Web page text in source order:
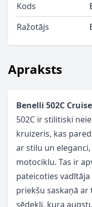
Apraksts
Benelli 502C
502C ir stilitiski
kruizeris, kas
ar stilu un
motociklu. Tas ir
pateicoties
priekšu saskaņā
sēdekli, kura
Kods
Ražotājs